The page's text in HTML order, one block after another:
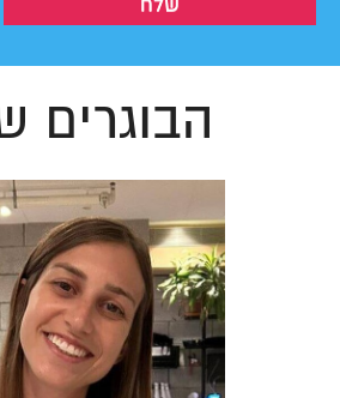
הבוגרים